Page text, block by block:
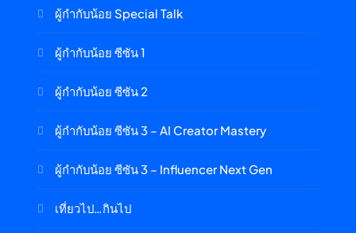
ผู้กำกับน้อย Special Talk
ผู้กำกับน้อย ซีซัน 1
ผู้กำกับน้อย ซีซัน 2
ผู้กำกับน้อย ซีซัน 3 – AI Creator Mastery
ผู้กำกับน้อย ซีซัน 3 – Influencer Next Gen
เที่ยวไป…กินไป